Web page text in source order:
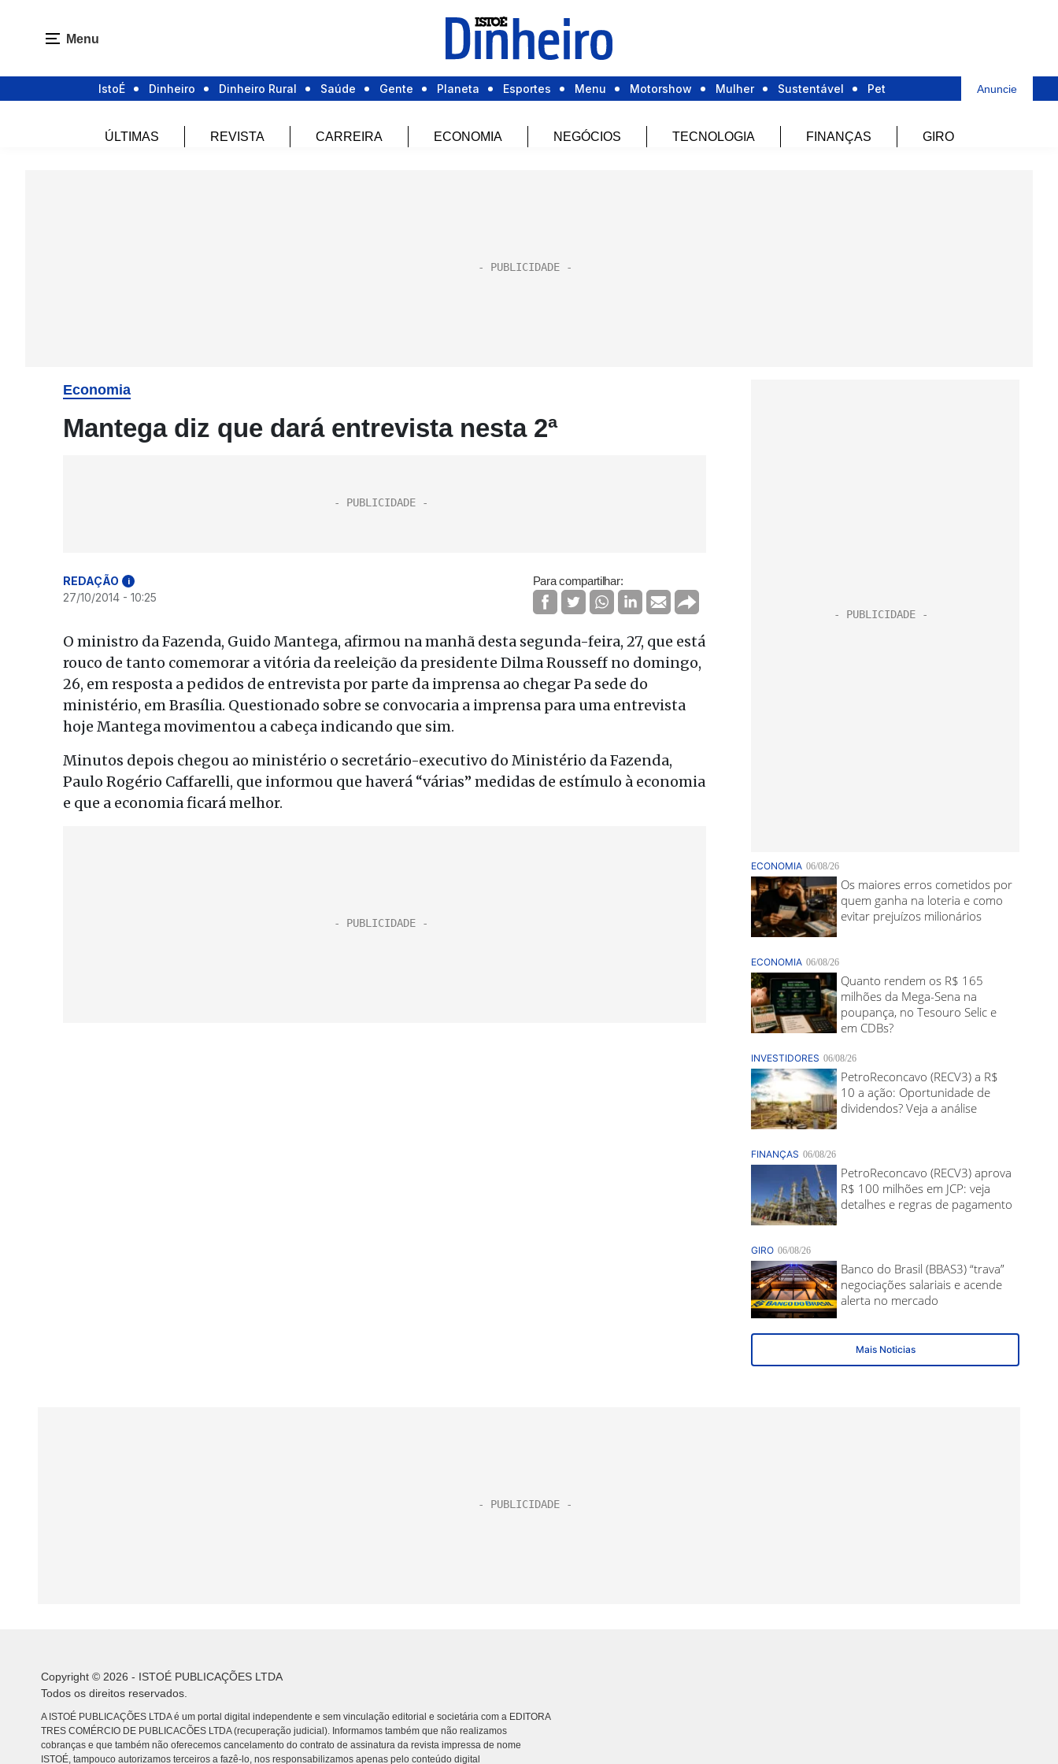
Menu
IstoÉ Dinheiro Dinheiro Rural Saúde Gente Planeta Esportes Menu Motorshow Mulher Sustentável Pet Anuncie
ÚLTIMAS REVISTA CARREIRA ECONOMIA NEGÓCIOS TECNOLOGIA FINANÇAS GIRO
Economia
Mantega diz que dará entrevista nesta 2ª
REDAÇÃO i
27/10/2014 - 10:25
Para compartilhar:
O ministro da Fazenda, Guido Mantega, afirmou na manhã desta segunda-feira, 27, que está
rouco de tanto comemorar a vitória da reeleição da presidente Dilma Rousseff no domingo,
26, em resposta a pedidos de entrevista por parte da imprensa ao chegar Pa sede do
ministério, em Brasília. Questionado sobre se convocaria a imprensa para uma entrevista
hoje Mantega movimentou a cabeça indicando que sim.
Minutos depois chegou ao ministério o secretário-executivo do Ministério da Fazenda,
Paulo Rogério Caffarelli, que informou que haverá “várias” medidas de estímulo à economia
e que a economia ficará melhor.
Copyright © 2026 - ISTOÉ PUBLICAÇÕES LTDA
Todos os direitos reservados.
A ISTOÉ PUBLICAÇÕES LTDA é um portal digital independente e sem vinculação editorial e societária com a EDITORA
TRES COMÉRCIO DE PUBLICACÕES LTDA (recuperação judicial). Informamos também que não realizamos
cobranças e que também não oferecemos cancelamento do contrato de assinatura da revista impressa de nome
ISTOÉ, tampouco autorizamos terceiros a fazê-lo, nos responsabilizamos apenas pelo conteúdo digital